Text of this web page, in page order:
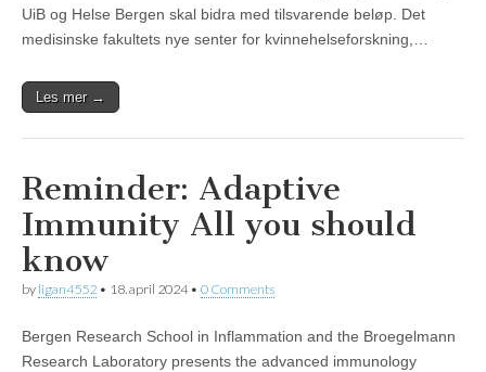
UiB og Helse Bergen skal bidra med tilsvarende beløp. Det
medisinske fakultets nye senter for kvinnehelseforskning,…
Les mer →
Reminder: Adaptive
Immunity All you should
know
by ligan4552 • 18. april 2024• 0 Comments
Bergen Research School in Inflammation and the Broegelmann
Research Laboratory presents the advanced immunology